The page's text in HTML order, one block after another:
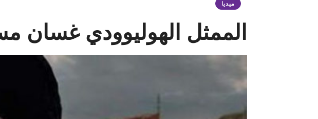
ميديا
الممثل الهوليوودي غسان